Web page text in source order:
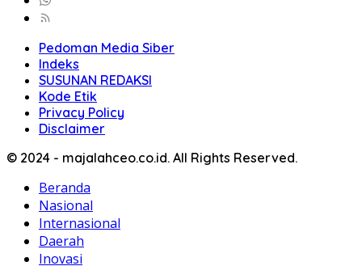
Pedoman Media Siber
Indeks
SUSUNAN REDAKSI
Kode Etik
Privacy Policy
Disclaimer
© 2024 - majalahceo.co.id. All Rights Reserved.
Beranda
Nasional
Internasional
Daerah
Inovasi